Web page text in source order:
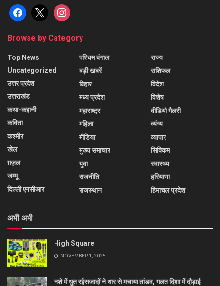
facebook
x instagram
Browse by Category
Top News
Uncategorized
उत्तर प्रदेश
उत्तराखंड
कथा-कहानी
कविता
कश्मीर
खेल
ग़ज़ल
जम्मू
दिल्ली एनसीआर
पश्चिम बंगाल
बड़ी खबरें
बिहार
मध्य प्रदेश
महाराष्ट्र
महिला
मीडिया
मुख्य समाचार
युवा
राजनीति
राजस्थान
राज्य
राशिफल
विदेश
विशेष
वीडियो गैलरी
व्यंग्य
व्यापार
सिक्किम
स्वास्थ्य
हरियाणा
हिमाचल प्रदेश
अभी अभी
High Square
NOVEMBER 1, 2025
नशे में धुत रईसजादों ने थार से मचाया तांडव, गलत दिशा में दौड़ाई